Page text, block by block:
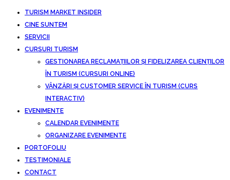
TURISM MARKET INSIDER
CINE SUNTEM
SERVICII
CURSURI TURISM
GESTIONAREA RECLAMAȚIILOR ȘI FIDELIZAREA CLIENȚILOR
ÎN TURISM (CURSURI ONLINE)
VÂNZĂRI ȘI CUSTOMER SERVICE ÎN TURISM (CURS
INTERACTIV)
EVENIMENTE
CALENDAR EVENIMENTE
ORGANIZARE EVENIMENTE
PORTOFOLIU
TESTIMONIALE
CONTACT